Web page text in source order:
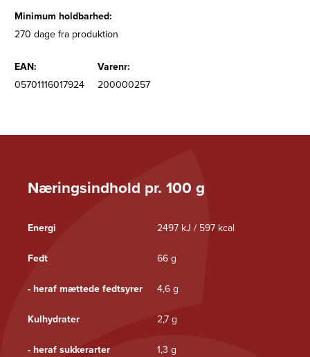
Næringsindhold pr. 100 g
Energi 2497 kJ / 597 kcal
Fedt 66 g
- heraf mættede fedtsyrer 4,6 g
Kulhydrater 2,7 g
- heraf sukkerarter 1,3 g
Minimum holdbarhed:
270 dage fra produktion
EAN:
Varenr:
05701116017924
200000257